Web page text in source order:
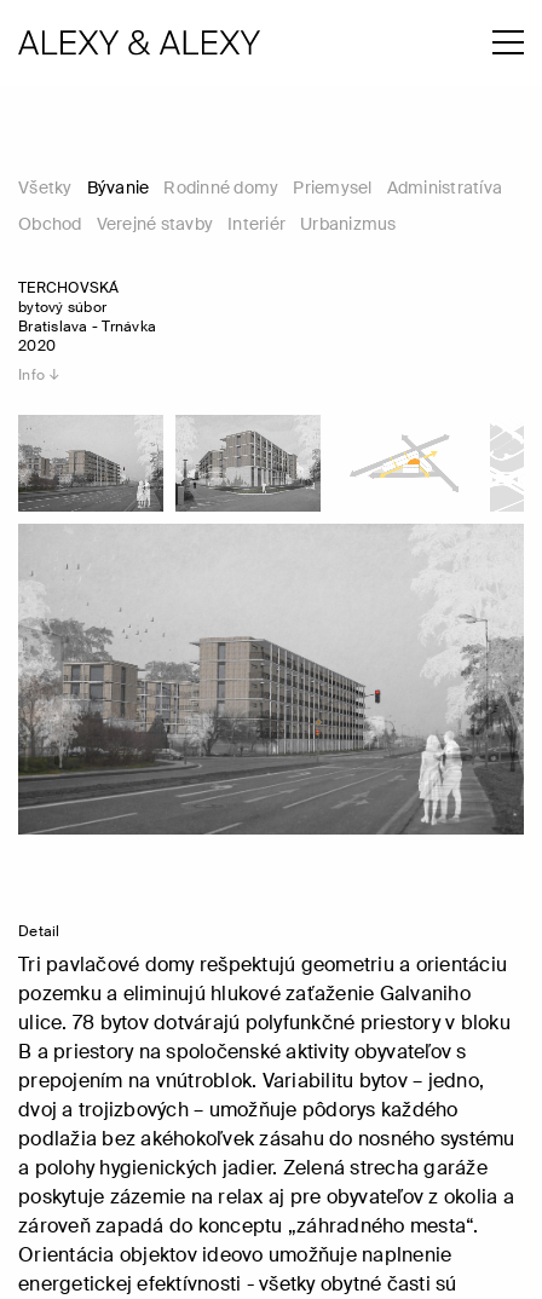
Všetky Bývanie Rodinné domy Priemysel
Administratíva
Obchod
Verejné stavby Interiér Urbanizmus
TERCHOVSKÁ
bytový súbor
Bratislava - Trnávka
2020
Info ↓
Detail
Tri pavlačové domy rešpektujú geometriu a orientáciu
pozemku a eliminujú hlukové zaťaženie Galvaniho
ulice. 78 bytov dotvárajú polyfunkčné priestory v bloku
B a priestory na spoločenské aktivity obyvateľov s
prepojením na vnútroblok. Variabilitu bytov – jedno,
dvoj a trojizbových – umožňuje pôdorys každého
podlažia bez akéhokoľvek zásahu do nosného systému
a polohy hygienických jadier. Zelená strecha garáže
poskytuje zázemie na relax aj pre obyvateľov z okolia a
zároveň zapadá do konceptu „záhradného mesta“.
Orientácia objektov ideovo umožňuje naplnenie
energetickej efektívnosti - všetky obytné časti sú